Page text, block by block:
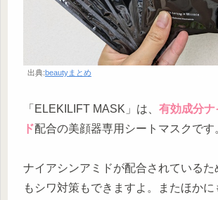
出典:beautyまとめ
「ELEKILIFT MASK」は、 有効成分ナ
ド配合の美顔器専用シートマスクです
ナイアシンアミドが配合されているた
もシワ対策もできますよ。またほかに